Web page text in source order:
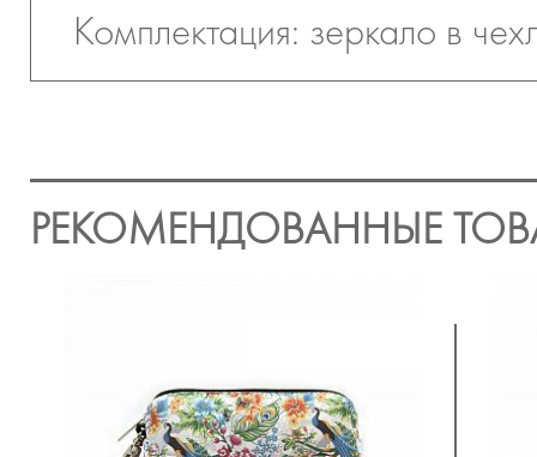
Комплектация: зеркало в
РЕКОМЕНДОВАННЫЕ